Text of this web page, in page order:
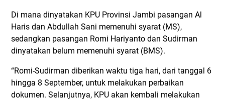
Di mana dinyatakan KPU Provinsi Jambi pasangan Al
Haris dan Abdullah Sani memenuhi syarat (MS),
sedangkan pasangan Romi Hariyanto dan Sudirman
dinyatakan belum memenuhi syarat (BMS).
“Romi-Sudirman diberikan waktu tiga hari, dari tanggal 6
hingga 8 September, untuk melakukan perbaikan
dokumen. Selanjutnya, KPU akan kembali melakukan